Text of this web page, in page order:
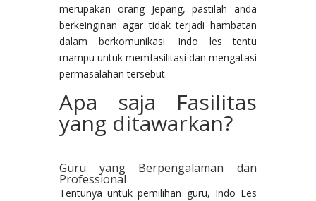
merupakan orang Jepang, pastilah anda
berkeinginan agar tidak terjadi hambatan
dalam berkomunikasi. Indo les tentu
mampu untuk memfasilitasi dan mengatasi
permasalahan tersebut.
Apa saja Fasilitas
yang ditawarkan?
Guru yang Berpengalaman dan
Professional
Tentunya untuk pemilihan guru, Indo Les